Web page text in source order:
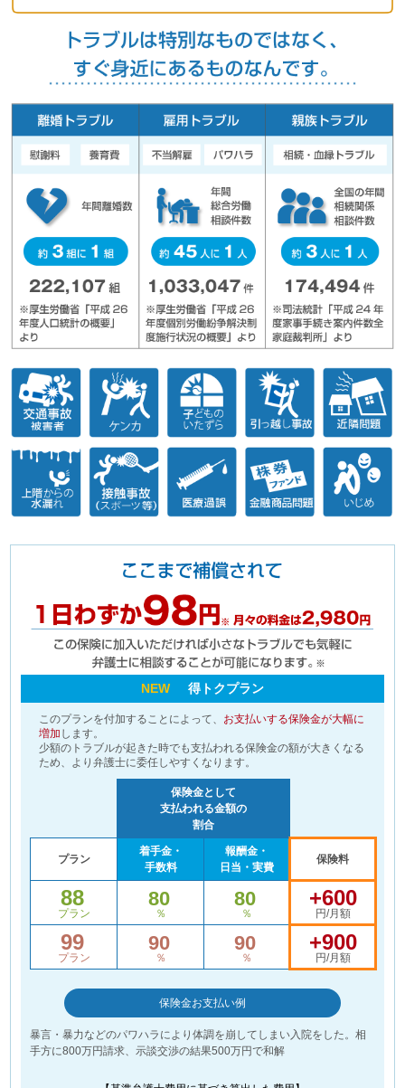
NEW 得トクプラン
このプランを付加することによって、 お支払いする保険金が大幅に
増加 します。
少額のトラブルが起きた時でも支払われる保険金の額が大きくなる
ため、より弁護士に委任しやすくなります。
保険金として
支払われる金額の
割合
プラン
着手金・
手数料
報酬金・
日当・実費
保険料
88
プラン
80
％
80
％
+600
円/月額
99
プラン
90
％
90
％
+900
円/月額
保険金お支払い例
暴言・暴力などのパワハラにより体調を崩してしまい入院をした。相
手方に800万円請求、示談交渉の結果500万円で和解